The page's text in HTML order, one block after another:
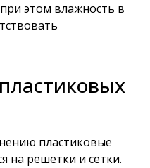
этом влажность в
пластиковые
на решетки и сетки.